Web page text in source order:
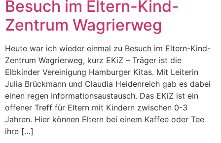
Besuch im Eltern-Kind-
Zentrum Wagrierweg
Heute war ich wieder einmal zu Besuch im Eltern-Kind-
Zentrum Wagrierweg, kurz EKiZ – Träger ist die
Elbkinder Vereinigung Hamburger Kitas. Mit Leiterin
Julia Brückmann und Claudia Heidenreich gab es dabei
einen regen Informationsaustausch. Das EKiZ ist ein
offener Treff für Eltern mit Kindern zwischen 0-3
Jahren. Hier können Eltern bei einem Kaffee oder Tee
ihre […]